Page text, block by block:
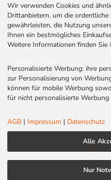
Wir verwenden Cookies und
Drittanbietern, um die
gewährleisten, die Nutzung
Ihnen ein bestmögliches
Weitere Informationen finden Sie
Personalisierte Werbung: ihre
zur Personalisierung von
können für mobile Werbung
für nicht personalisierte
AGB | Impressum | Datenschutz
Alle
Nur
Newsletter
Barrierefreiheit
Stellenangebote
Kontakt
Impressum |